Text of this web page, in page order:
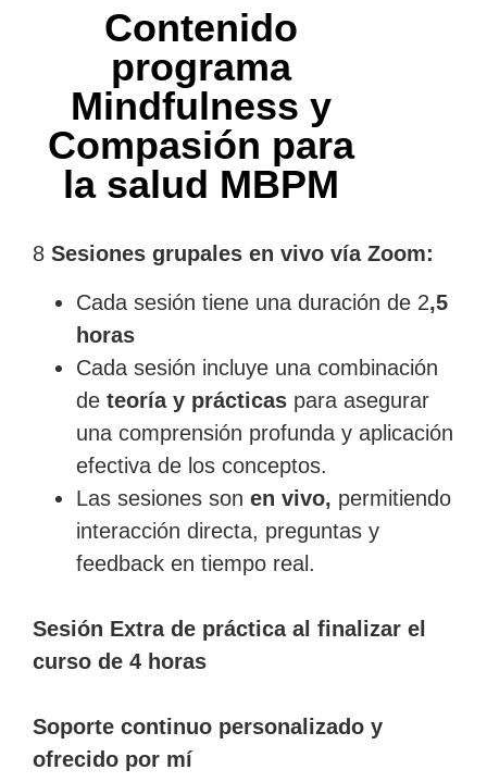
Contenido
programa
Mindfulness y
Compasión para
la salud MBPM
8 Sesiones grupales en vivo vía Zoom:
Cada sesión tiene una duración de 2,5
horas
Cada sesión incluye una combinación
de teoría y prácticas para asegurar
una comprensión profunda y aplicación
efectiva de los conceptos.
Las sesiones son en vivo, permitiendo
interacción directa, preguntas y
feedback en tiempo real.
Sesión Extra de práctica al finalizar el
curso de 4 horas
Soporte continuo personalizado y
ofrecido por mí